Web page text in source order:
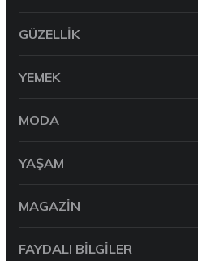
GÜZELLIK
YEMEK
MODA
YAŞAM
MAGAZIN
FAYDALI BILGILER